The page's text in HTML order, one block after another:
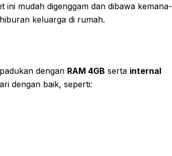
mudah digenggam dan dibawa kemana-
keluarga di rumah.
dengan RAM 4GB serta internal
dengan baik, seperti: